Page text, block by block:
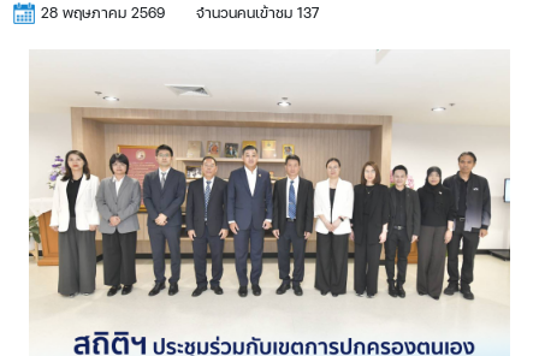
28 พฤษภาคม 2569 จำนวนคนเข้าชม 137